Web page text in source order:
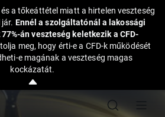
a tőkeáttétel miatt a hirtelen veszteség
Ennél a szolgáltatónál a lakossági
án veszteség keletkezik a CFD-
meg, hogy érti-e a CFD-k működését
e magának a veszteség magas
kockázatát.